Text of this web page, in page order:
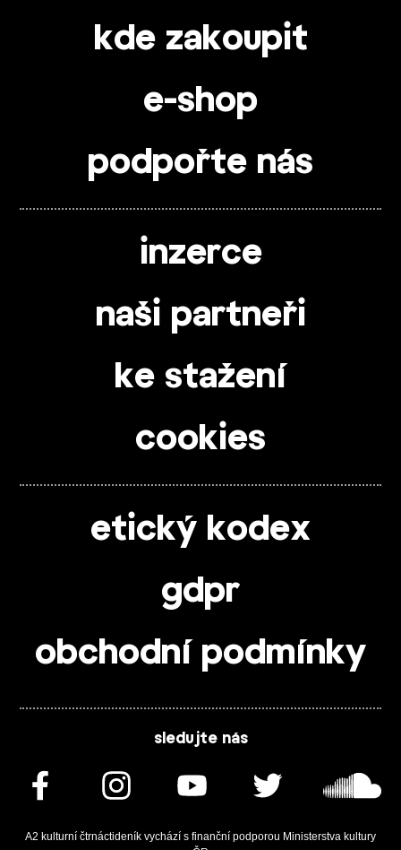
kde zakoupit
e-shop
podpořte nás
inzerce
naši partneři
ke stažení
cookies
etický kodex
gdpr
obchodní podmínky
sledujte nás
A2 kulturní čtrnáctideník vychází s finanční podporou Ministerstva kultury